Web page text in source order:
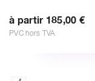
à partir 185,00 €
PVC hors TVA